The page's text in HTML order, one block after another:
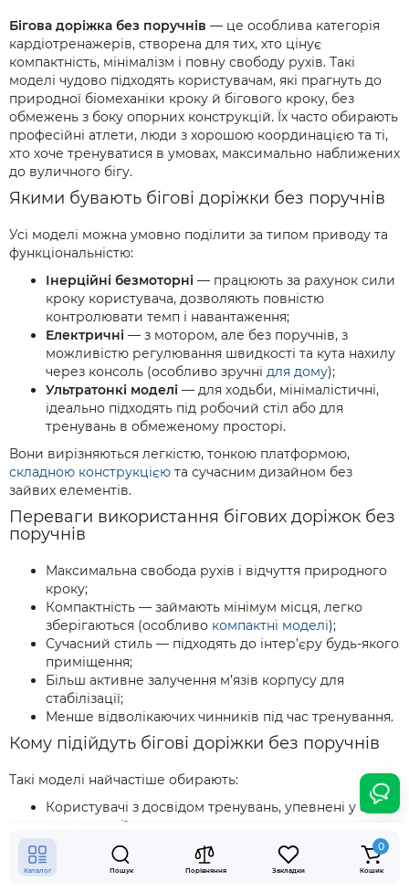
Каталог Пошук Порівняння Закладки
0
Кошик
Бігова доріжка без поручнів — це особлива категорія
кардіотренажерів, створена для тих, хто цінує
компактність, мінімалізм і повну свободу рухів. Такі
моделі чудово підходять користувачам, які прагнуть до
природної біомеханіки кроку й бігового кроку, без
обмежень з боку опорних конструкцій. Їх часто обирають
професійні атлети, люди з хорошою координацією та ті,
хто хоче тренуватися в умовах, максимально наближених
до вуличного бігу.
Якими бувають бігові доріжки без поручнів
Усі моделі можна умовно поділити за типом приводу та
функціональністю:
Інерційні безмоторні — працюють за рахунок сили
кроку користувача, дозволяють повністю
контролювати темп і навантаження;
Електричні — з мотором, але без поручнів, з
можливістю регулювання швидкості та кута нахилу
через консоль (особливо зручні для дому);
Ультратонкі моделі — для ходьби, мінімалістичні,
ідеально підходять під робочий стіл або для
тренувань в обмеженому просторі.
Вони вирізняються легкістю, тонкою платформою,
складною конструкцією та сучасним дизайном без
зайвих елементів.
Переваги використання бігових доріжок без
поручнів
Максимальна свобода рухів і відчуття природного
кроку;
Компактність — займають мінімум місця, легко
зберігаються (особливо компактні моделі);
Сучасний стиль — підходять до інтер’єру будь-якого
приміщення;
Більш активне залучення м’язів корпусу для
стабілізації;
Менше відволікаючих чинників під час тренування.
Кому підійдуть бігові доріжки без поручнів
Такі моделі найчастіше обирають:
Користувачі з досвідом тренувань, упевнені у своїй
координації;
Люди, які ведуть активний спосіб життя й цінують
мобільність;
Професійні спортсмени й фітнес-ентузіасти, яким